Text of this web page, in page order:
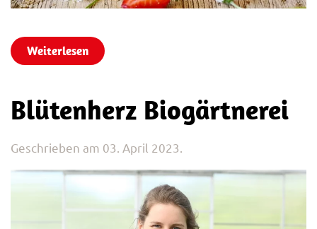
Weiterlesen
Blütenherz Biogärtnerei
Geschrieben am 03. April 2023